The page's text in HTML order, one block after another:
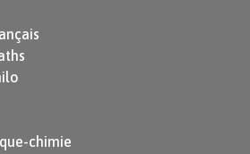
l’imparfait met au contraire
de l’action, sur la
a été accomplie.
chimie